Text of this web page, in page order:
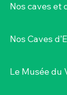
Nos caves et
Nos Caves
Le Musée du